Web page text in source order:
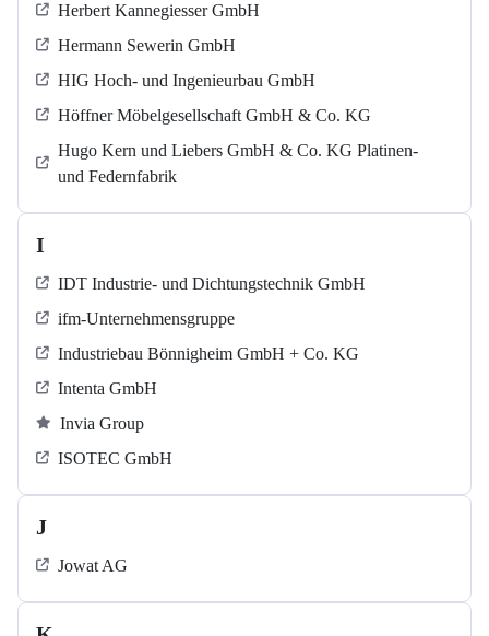
Herbert Kannegiesser GmbH
Hermann Sewerin GmbH
HIG Hoch- und Ingenieurbau GmbH
Höffner Möbelgesellschaft GmbH & Co. KG
Hugo Kern und Liebers GmbH & Co. KG Platinen-
und Federnfabrik
I
IDT Industrie- und Dichtungstechnik GmbH
ifm-Unternehmensgruppe
Industriebau Bönnigheim GmbH + Co. KG
Intenta GmbH
Invia Group
ISOTEC GmbH
J
Jowat AG